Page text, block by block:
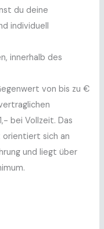
du deine
individuell
innerhalb des
von bis zu €
bei Vollzeit. Das
sich an
und liegt über